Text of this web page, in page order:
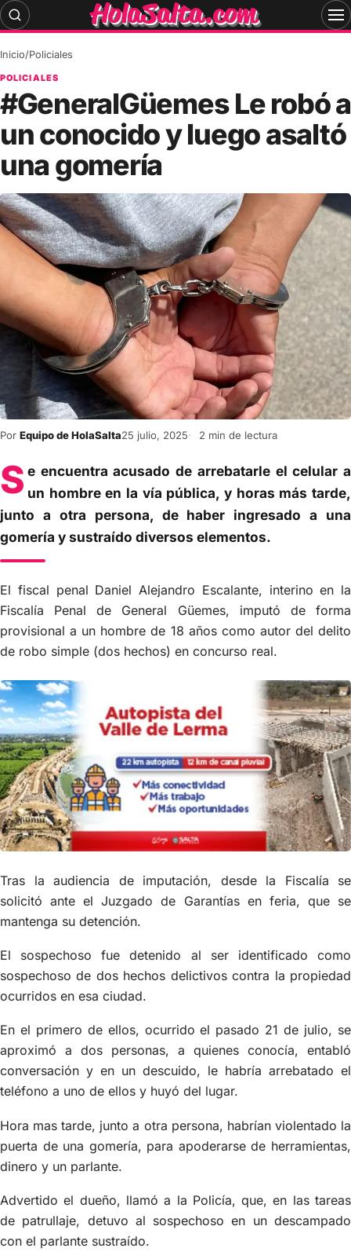
Skip
to
Inicio/Policiales
POLICIALES
#GeneralGüemes Le robó a
un conocido y luego asaltó
una gomería
Por Equipo de HolaSalta25 julio, 2025 2 min de lectura
S e encuentra acusado de arrebatarle el celular a
un hombre en la vía pública, y horas más tarde,
junto a otra persona, de haber ingresado a una
gomería y sustraído diversos elementos.
El fiscal penal Daniel Alejandro Escalante, interino en la
Fiscalía Penal de General Güemes, imputó de forma
provisional a un hombre de 18 años como autor del delito
de robo simple (dos hechos) en concurso real.
Tras la audiencia de imputación, desde la Fiscalía se
solicitó ante el Juzgado de Garantías en feria, que se
mantenga su detención.
El sospechoso fue detenido al ser identificado como
sospechoso de dos hechos delictivos contra la propiedad
ocurridos en esa ciudad.
En el primero de ellos, ocurrido el pasado 21 de julio, se
aproximó a dos personas, a quienes conocía, entabló
conversación y en un descuido, le habría arrebatado el
teléfono a uno de ellos y huyó del lugar.
Hora mas tarde, junto a otra persona, habrían violentado la
puerta de una gomería, para apoderarse de herramientas,
dinero y un parlante.
Advertido el dueño, llamó a la Policía, que, en las tareas
de patrullaje, detuvo al sospechoso en un descampado
con el parlante sustraído.